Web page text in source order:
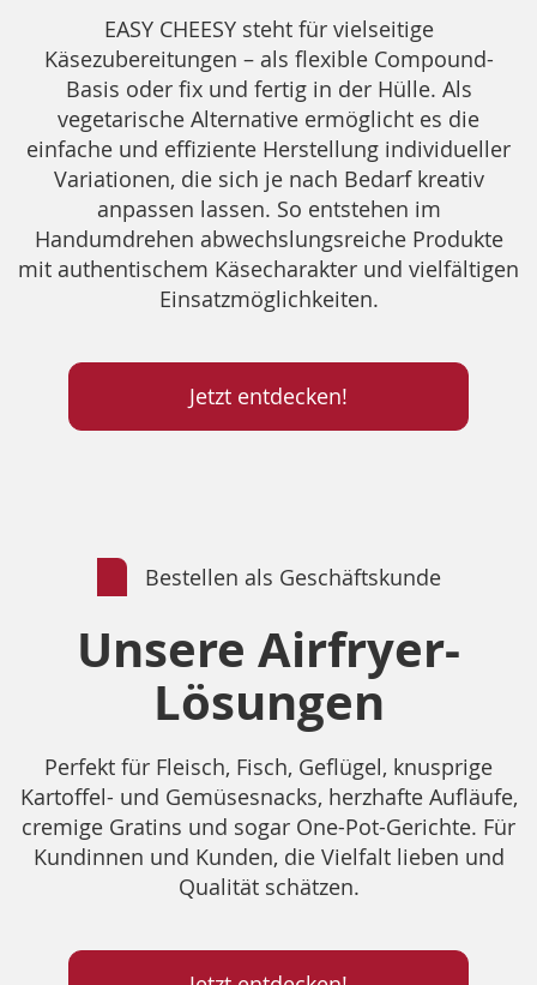
EASY CHEESY steht für vielseitige
Käsezubereitungen – als flexible Compound-
Basis oder fix und fertig in der Hülle. Als
vegetarische Alternative ermöglicht es die
einfache und effiziente Herstellung individueller
Variationen, die sich je nach Bedarf kreativ
anpassen lassen. So entstehen im
Handumdrehen abwechslungsreiche Produkte
mit authentischem Käsecharakter und vielfältigen
Einsatzmöglichkeiten.
Jetzt entdecken!
Bestellen als Geschäftskunde
Unsere Airfryer-
Lösungen
Perfekt für Fleisch, Fisch, Geflügel, knusprige
Kartoffel- und Gemüsesnacks, herzhafte Aufläufe,
cremige Gratins und sogar One-Pot-Gerichte. Für
Kundinnen und Kunden, die Vielfalt lieben und
Qualität schätzen.